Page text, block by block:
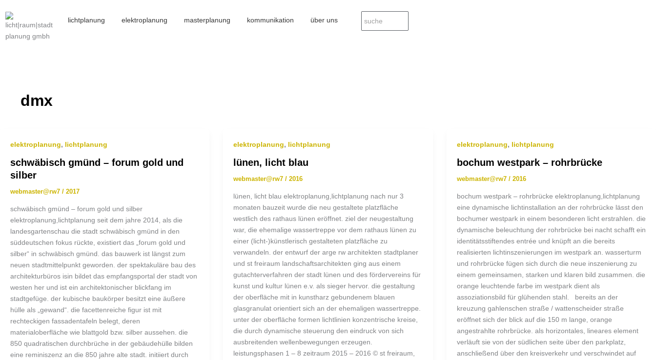
lichtplanung elektroplanung masterplanung kommunikation über uns
dmx
elektroplanung, lichtplanung
schwäbisch gmünd – forum gold und
silber
webmaster@rw7 / 2017
schwäbisch gmünd – forum gold und silber
elektroplanung,lichtplanung seit dem jahre 2014, als die
landesgartenschau die stadt schwäbisch gmünd in den
süddeutschen fokus rückte, existiert das „forum gold und
silber“ in schwäbisch gmünd. das bauwerk ist längst zum
neuen stadtmittelpunkt geworden. der spektakuläre bau des
architekturbüros isin bildet das empfangsportal der stadt von
westen her und ist ein architektonischer blickfang im
stadtgefüge. der kubische baukörper besitzt eine äußere
hülle als „gewand“. die facettenreiche figur ist mit
rechteckigen fassadentafeln belegt, deren
materialoberfläche wie blattgold bzw. silber aussehen. die
850 quadratischen durchbrüche in der gebäudehülle bilden
eine reminiszenz an die 850 jahre alte stadt. initiiert durch
elektroplanung, lichtplanung
lünen, licht blau
webmaster@rw7/2016
lünen, licht blau elektroplanung,lichtplanung nach nur 3
monaten bauzeit wurde die neu gestaltete platzfläche
westlich des rathaus lünen eröffnet. ziel der neugestaltung
war, die ehemalige wassertreppe vor dem rathaus lünen zu
einer (licht-)künstlerisch gestalteten platzfläche zu
verwandeln. der entwurf der arge rw architekten stadtplaner
und st freiraum landschaftsarchitekten ging aus einem
gutachterverfahren der stadt lünen und des fördervereins für
kunst und kultur lünen e.v. als sieger hervor. die gestaltung
der oberfläche mit in kunstharz gebundenem blauen
glasgranulat orientiert sich an der ehemaligen wassertreppe.
unter der oberfläche formen lichtlinien konzentrische kreise,
die durch dynamische steuerung den eindruck von sich
ausbreitenden wellenbewegungen erzeugen.
leistungsphasen 1 – 8 zeitraum 2015 – 2016 © st freiraum,
elektroplanung, lichtplanung
bochum westpark – rohrbrücke
webmaster@rw7 / 2016
bochum westpark – rohrbrücke elektroplanung,lichtplanung
eine dynamische lichtinstallation an der rohrbrücke lässt den
bochumer westpark in einem besonderen licht erstrahlen. die
dynamische beleuchtung der rohrbrücke bei nacht schafft ein
identitätsstiftendes entrée und knüpft an die bereits
realisierten lichtinszenierungen im westpark an. wasserturm
und rohrbrücke fügen sich durch die neue inszenierung zu
einem gemeinsamen, starken und klaren bild zusammen. die
orange leuchtende farbe im westpark dient als
assoziationsbild für glühenden stahl. bereits an der
kreuzung gahlenschen straße / wattenscheider straße
eröffnet sich der blick auf die 150 m lange, orange
angestrahlte rohrbrücke. als horizontales, lineares element
verläuft sie von der südlichen seite über den parkplatz,
anschließend über den kreisverkehr und verschwindet auf